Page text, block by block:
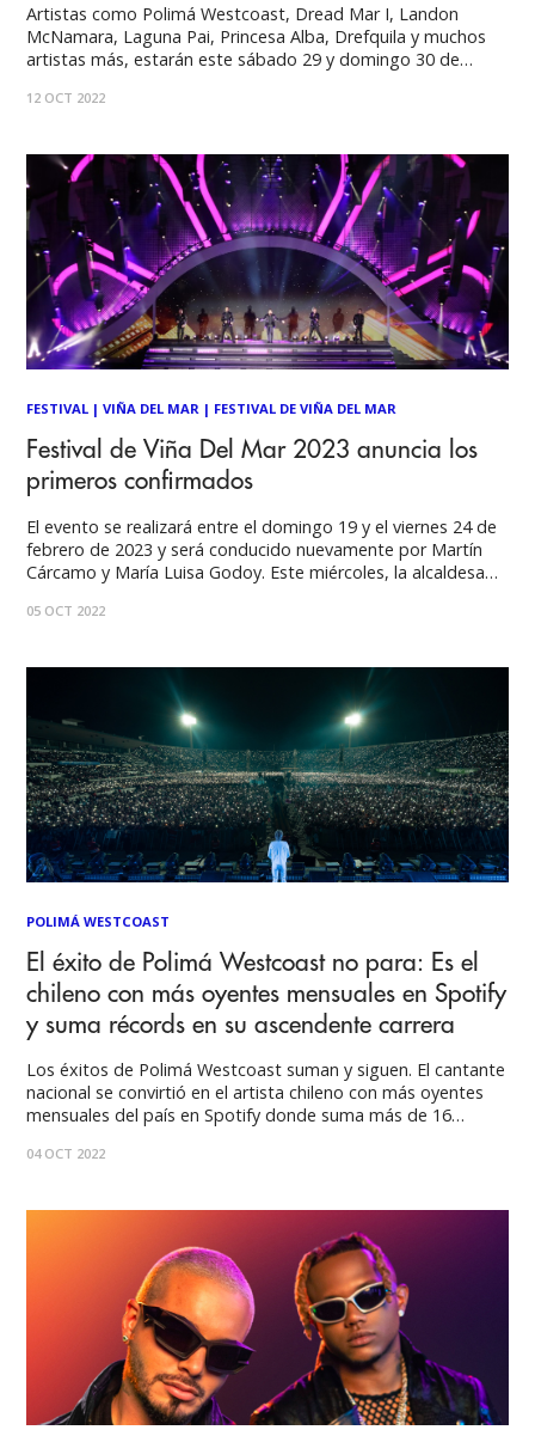
Artistas como Polimá Westcoast, Dread Mar I, Landon
McNamara, Laguna Pai, Princesa Alba, Drefquila y muchos
artistas más, estarán este sábado 29 y domingo 30 de
la música y cultura de surf de Chile, en el mejor fin de
12 OCT 2022
FESTIVAL |VIÑA DEL MAR | FESTIVAL DE VIÑA DEL MAR
Festival de Viña Del Mar 2023 anuncia los
primeros confirmados
El evento se realizará entre el domingo 19 y el viernes 24 de
febrero de 2023 y será conducido nuevamente por Martín
Cárcamo y María Luisa Godoy. Este miércoles, la alcaldesa
serán parte del Festival Internacional de la Canción en su
05 OCT 2022
POLIMÁ WESTCOAST
El éxito de Polimá Westcoast no para: Es el
chileno con más oyentes mensuales en Spotify
y suma récords en su ascendente carrera
Los éxitos de Polimá Westcoast suman y siguen. El cantante
nacional se convirtió en el artista chileno con más oyentes
mensuales del país en Spotify donde suma más de 16
Otaku, uno de sus últimos singles junto a Pablito Pesadilla y
04 OCT 2022